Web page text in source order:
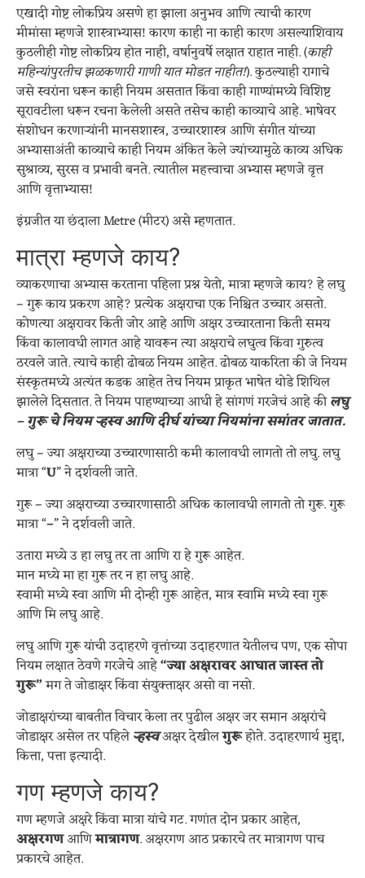
एखादी गोष्ट लोकप्रिय असणे हा झाला अनुभव आणि त्याची कारण
मीमांसा म्हणजे शास्त्राभ्यास! कारण काही ना काही कारण असल्याशिवाय
कुठलीही गोष्ट लोकप्रिय होत नाही, वर्षानुवर्षे लक्षात राहात नाही. (काही
महिन्यांपुरतीच झळकणारी गाणी यात मोडत नाहीत!). कुठल्याही रागाचे
जसे स्वरांना धरून काही नियम असतात किंवा काही गाण्यांमध्ये विशिष्ट
सूरावटीला धरून रचना केलेली असते तसेच काही काव्याचे आहे. भाषेवर
संशोधन करणाऱ्यांनी मानसशास्त्र, उच्चारशास्त्र आणि संगीत यांच्या
अभ्यासाअंती काव्याचे काही नियम अंकित केले ज्यांच्यामुळे काव्य अधिक
सुश्राव्य, सुरस व प्रभावी बनते. त्यातील महत्त्वाचा अभ्यास म्हणजे वृत्त
आणि वृत्ताभ्यास!
इंग्रजीत या छंदाला Metre (मीटर) असे म्हणतात.
मात्रा म्हणजे काय?
व्याकरणाचा अभ्यास करताना पहिला प्रश्न येतो, मात्रा म्हणजे काय? हे लघु
– गुरू काय प्रकरण आहे? प्रत्येक अक्षराचा एक निश्चित उच्चार असतो.
कोणत्या अक्षरावर किती जोर आहे आणि अक्षर उच्चारताना किती समय
किंवा कालावधी लागत आहे यावरून त्या अक्षराचे लघुत्व किंवा गुरुत्व
ठरवले जाते. त्याचे काही ढोबळ नियम आहेत. ढोबळ याकरिता की जे नियम
संस्कृतमध्ये अत्यंत कडक आहेत तेच नियम प्राकृत भाषेत थोडे शिथिल
झालेले दिसतात. ते नियम पाहण्याच्या आधी हे सांगणं गरजेचं आहे कीलघु
– गुरू चे नियम ऱ्हस्व आणि दीर्घ यांच्या नियमांना समांतर जातात.
लघु – ज्या अक्षराच्या उच्चारणासाठी कमी कालावधी लागतो तो लघु. लघु
मात्रा “U” ने दर्शवली जाते.
गुरू – ज्या अक्षराच्या उच्चारणासाठी अधिक कालावधी लागतो तो गुरू. गुरू
मात्रा “–” ने दर्शवली जाते.
उतारा मध्ये उ हा लघु तर ता आणि रा हे गुरू आहेत.
मान मध्ये मा हा गुरू तर न हा लघु आहे.
स्वामी मध्ये स्वा आणि मी दोन्ही गुरू आहेत, मात्र स्वामि मध्ये स्वा गुरू
आणि मि लघु आहे.
लघु आणि गुरू यांची उदाहरणे वृत्तांच्या उदाहरणात येतीलच पण, एक सोपा
नियम लक्षात ठेवणे गरजेचे आहे“ज्या अक्षरावर आघात जास्त तो
गुरू”मग ते जोडाक्षर किंवा संयुक्ताक्षर असो वा नसो.
जोडाक्षरांच्या बाबतीत विचार केला तर पुढील अक्षर जर समान अक्षरांचे
जोडाक्षर असेल तर पहिलेऱ्हस्वअक्षर देखीलगुरूहोते. उदाहरणार्थ मुद्दा,
कित्ता, पत्ता इत्यादी.
गण म्हणजे काय?
गण म्हणजे अक्षरे किंवा मात्रा यांचे गट. गणांत दोन प्रकार आहेत,
अक्षरगणआणिमात्रागण. अक्षरगण आठ प्रकारचे तर मात्रागण पाच
प्रकारचे आहेत.